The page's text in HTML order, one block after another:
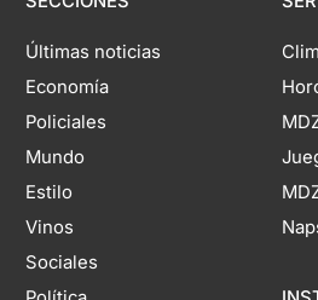
Últimas noticias
Economía
Policiales
Mundo
Estilo
Vinos
Sociales